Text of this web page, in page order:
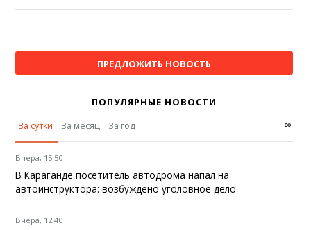
ПРЕДЛОЖИТЬ НОВОСТЬ
ПОПУЛЯРНЫЕ НОВОСТИ
За сутки
За месяц За год ∞
Вчера, 15:50
В Караганде посетитель автодрома напал на
автоинструктора: возбуждено уголовное дело
Вчера, 12:40